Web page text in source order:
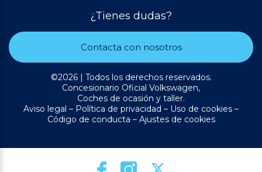
¿Tienes dudas?
Contacta con nosotros
©2026 | Todos los derechos reservados.
Concesionario Oficial Volkswagen,
Coches de ocasión y taller.
Aviso legal – Política de privacidad – Uso de cookies –
Código de conducta – Ajustes de cookies